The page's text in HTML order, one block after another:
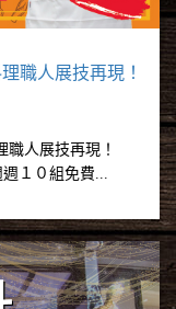
職人展技再現！
職人展技再現！
１０組免費...